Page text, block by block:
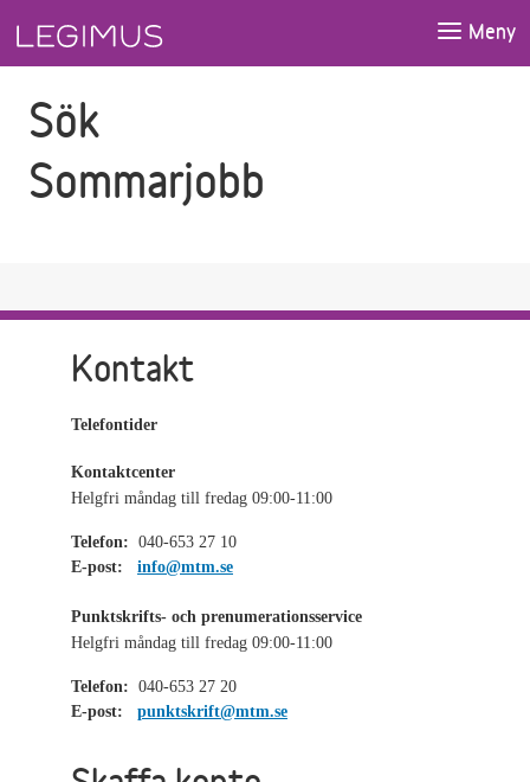
Meny
Sök
Sommarjobb
Kontakt
Telefontider
Kontaktcenter
Helgfri måndag till fredag 09:00-11:00
Telefon: 040-653 27 10
E-post:
info@mtm.se
Punktskrifts- och prenumerationsservice
Helgfri måndag till fredag 09:00-11:00
Telefon: 040-653 27 20
E-post:
punktskrift@mtm.se